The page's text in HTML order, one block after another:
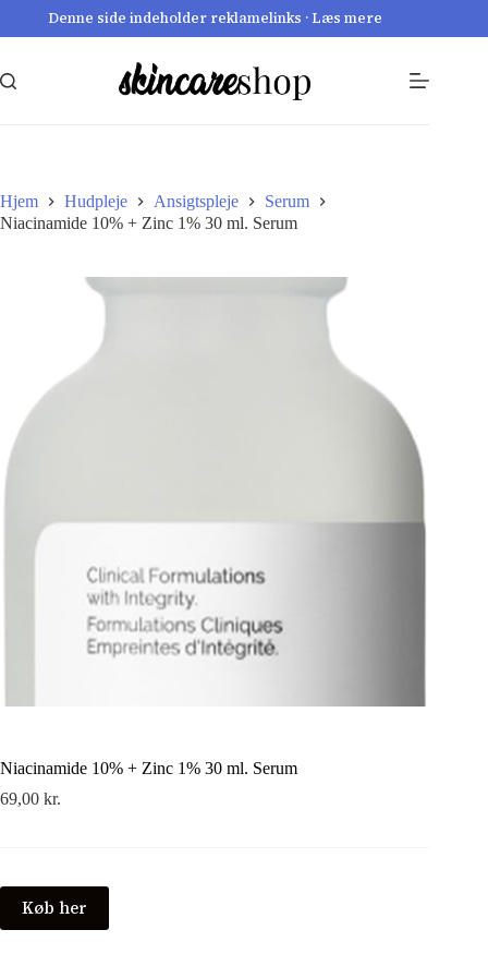
Denne side indeholder reklamelinks · Læs mere
Hjem Hudpleje Ansigtspleje
Serum
Niacinamide 10% + Zinc 1% 30 ml. Serum
Niacinamide 10% + Zinc 1% 30 ml. Serum
69,00 kr.
Køb her